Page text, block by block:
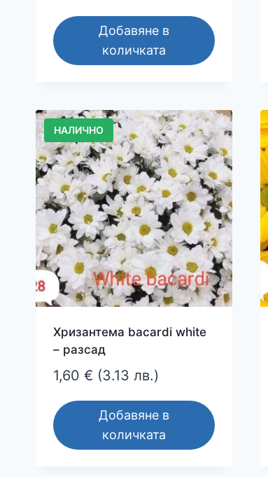
Добавяне в
количката
НАЛИЧНО
Хризантема bacardi white
– разсад
1,60 € (3.13 лв.)
Добавяне в
количката